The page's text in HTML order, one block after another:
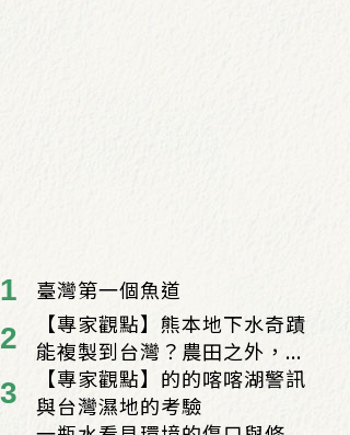
臺灣第一個魚道
【專家觀點】熊本地下水奇蹟
能複製到台灣？農田之外，...
【專家觀點】的的喀喀湖警訊
與台灣濕地的考驗